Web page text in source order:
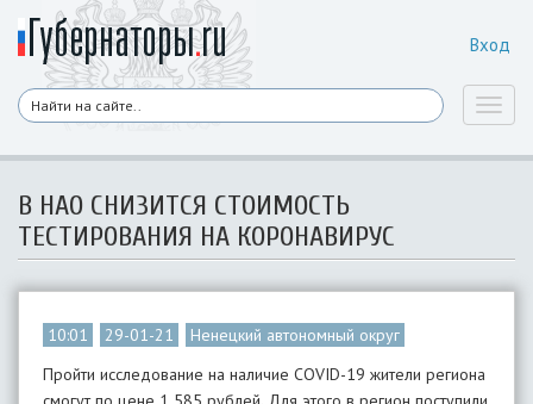
Вход
В НАО СНИЗИТСЯ СТОИМОСТЬ
ТЕСТИРОВАНИЯ НА КОРОНАВИРУС
10:01 29-01-21
Ненецкий автономный округ
Пройти исследование на наличие COVID-19 жители региона